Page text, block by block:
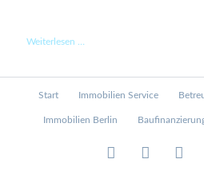
Weiterlesen …
Focus-
Spezial
Start Immobilien Service
Immobilien Berlin